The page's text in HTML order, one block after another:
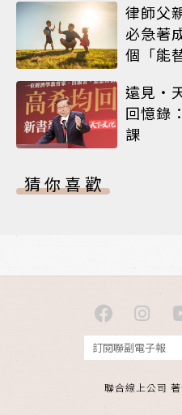
律師父
必急著
個「能
遠見‧
回憶錄
課
猜你喜歡
聯合線上公司